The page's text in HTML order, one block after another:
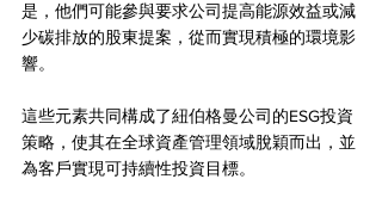
是，他們可能參與要求公司提高能源效益或減
少碳排放的股東提案，從而實現積極的環境影
響。
這些元素共同構成了紐伯格曼公司的ESG投資
策略，使其在全球資產管理領域脫穎而出，並
為客戶實現可持續性投資目標。